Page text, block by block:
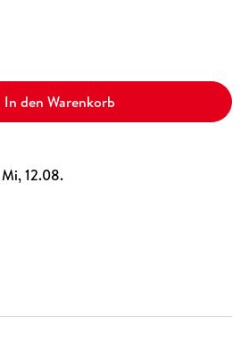
In den Warenkorb
12.08.